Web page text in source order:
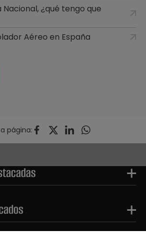
¿qué tengo que
Aéreo en España
página: